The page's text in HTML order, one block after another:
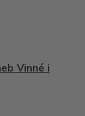
Vinné i